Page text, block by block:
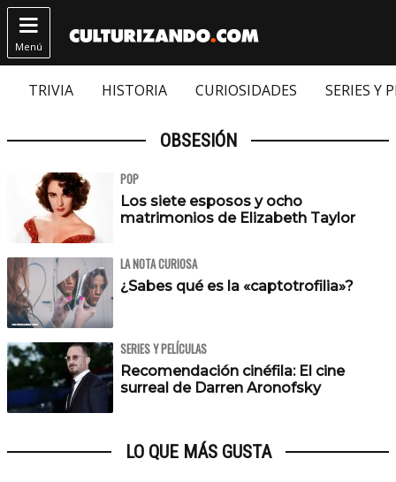

Menú
TRIVIA HISTORIA CURIOSIDADES SERIES Y
OBSESIÓN
POP
Los siete esposos y ocho
matrimonios de Elizabeth Taylor
LA NOTA CURIOSA
¿Sabes qué es la «captotrofilia»?
SERIES Y PELÍCULAS
Recomendación cinéfila: El cine
surreal de Darren Aronofsky
LO QUE MÁS GUSTA